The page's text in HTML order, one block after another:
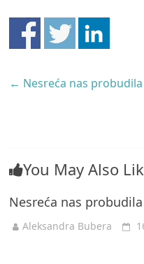
← Nesreća nas
You May Also
Nesreća nas
Aleksandra Bubera